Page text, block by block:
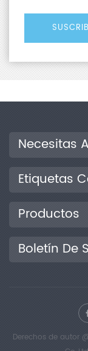
Necesitas
Etiquetas
Productos
Boletín De
Derechos de autor